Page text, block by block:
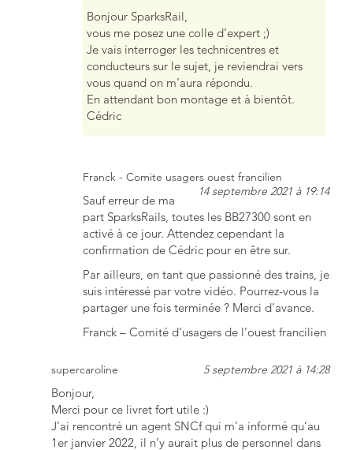
Bonjour SparksRail,
vous me posez une colle d’expert ;)
Je vais interroger les technicentres et
conducteurs sur le sujet, je reviendrai vers
vous quand on m’aura répondu.
En attendant bon montage et à bientôt.
Cédric
Franck - Comite usagers ouest francilien
14 septembre 2021 à 19:14
Sauf erreur de ma
part SparksRails, toutes les BB27300 sont en
activé à ce jour. Attendez cependant la
confirmation de Cédric pour en être sur.
Par ailleurs, en tant que passionné des trains, je
suis intéressé par votre vidéo. Pourrez-vous la
partager une fois terminée ? Merci d’avance.
Franck – Comité d’usagers de l’ouest francilien
supercaroline 5 septembre 2021 à 14:28
Bonjour,
Merci pour ce livret fort utile :)
J’ai rencontré un agent SNCf qui m’a informé qu’au
1er janvier 2022, il n’y aurait plus de personnel dans